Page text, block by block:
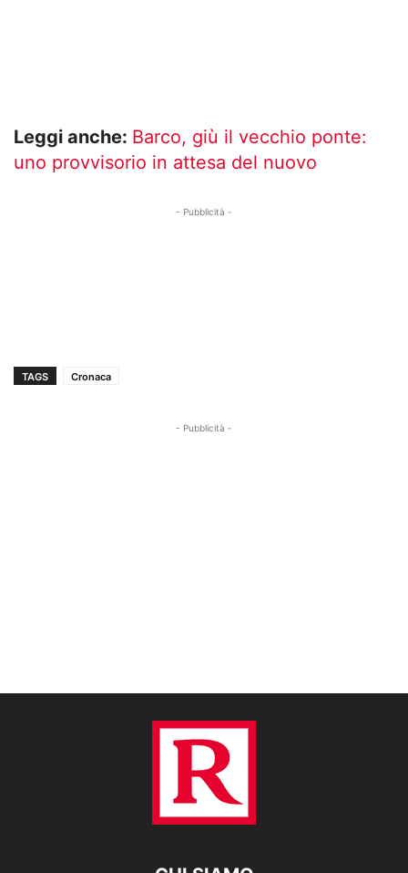
Leggi anche: Barco, giù il vecchio ponte:
uno provvisorio in attesa del nuovo
- Pubblicità -
TAGS Cronaca
- Pubblicità -